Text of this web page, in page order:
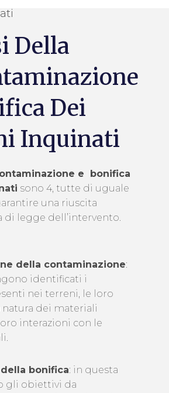
Della
Dei
Inquinati
e bonifica
sono 4, tutte di uguale
una riuscita
di legge dell’intervento.
della contaminazione:
identificati i
nei terreni, le loro
natura dei materiali
interazioni con le
bonifica: in questa
gli obiettivi da